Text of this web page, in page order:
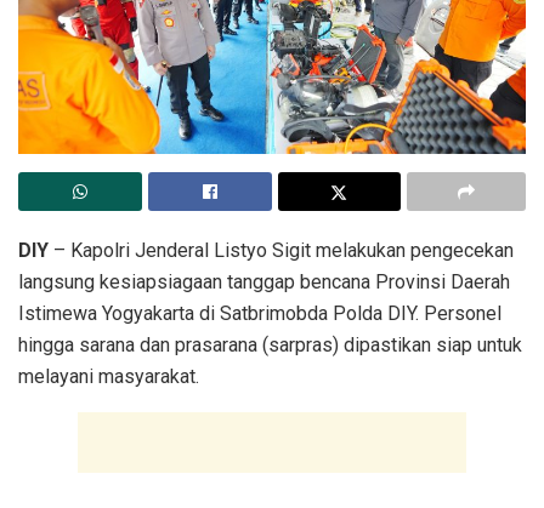
DIY – Kapolri Jenderal Listyo Sigit melakukan pengecekan
langsung kesiapsiagaan tanggap bencana Provinsi Daerah
Istimewa Yogyakarta di Satbrimobda Polda DIY. Personel
hingga sarana dan prasarana (sarpras) dipastikan siap untuk
melayani masyarakat.